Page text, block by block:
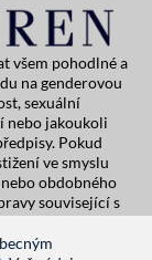
všem pohodlné a
na genderovou
sexuální
nebo jakoukoli
Pokud
ve smyslu
obdobného
související s
Lauren,
adrese